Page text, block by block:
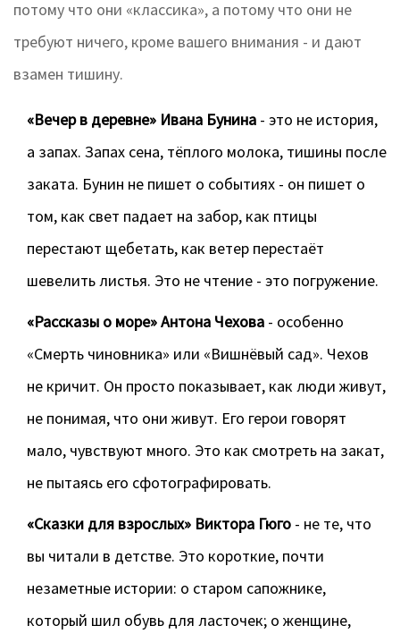
потому что они «классика», а потому что они не
требуют ничего, кроме вашего внимания - и дают
взамен тишину.
«Вечер в деревне» Ивана Бунина - это не история,
а запах. Запах сена, тёплого молока, тишины после
заката. Бунин не пишет о событиях - он пишет о
том, как свет падает на забор, как птицы
перестают щебетать, как ветер перестаёт
шевелить листья. Это не чтение - это погружение.
«Рассказы о море» Антона Чехова - особенно
«Смерть чиновника» или «Вишнёвый сад». Чехов
не кричит. Он просто показывает, как люди живут,
не понимая, что они живут. Его герои говорят
мало, чувствуют много. Это как смотреть на закат,
не пытаясь его сфотографировать.
«Сказки для взрослых» Виктора Гюго - не те, что
вы читали в детстве. Это короткие, почти
незаметные истории: о старом сапожнике,
который шил обувь для ласточек; о женщине,